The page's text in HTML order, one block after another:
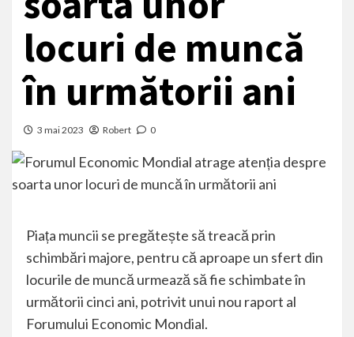
locuri de muncă
în următorii ani
3 mai 2023 Robert 0
Piața muncii se pregătește să treacă prin
schimbări majore, pentru că aproape un sfert din
locurile de muncă urmează să fie schimbate în
următorii cinci ani, potrivit unui nou raport al
Forumului Economic Mondial.